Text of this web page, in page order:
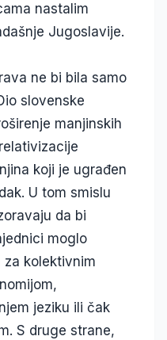
nastalim
Jugoslavije.
ne bi bila samo
slovenske
manjinskih
koji je ugrađen
U tom smislu
da bi
moglo
kolektivnim
jeziku ili čak
S druge strane,